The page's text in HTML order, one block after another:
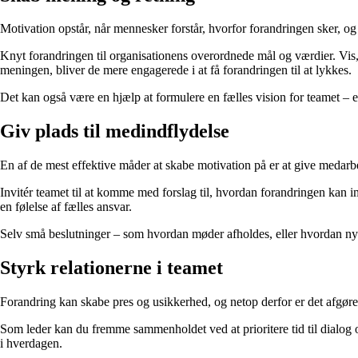
Motivation opstår, når mennesker forstår, hvorfor forandringen sker,
Knyt forandringen til organisationens overordnede mål og værdier.
meningen, bliver de mere engagerede i at få forandringen til at lykkes.
Det kan også være en hjælp at formulere en fælles vision for teamet –
Giv plads til medindflydelse
En af de mest effektive måder at skabe motivation på er at give
Invitér teamet til at komme med forslag til, hvordan forandringen kan
en følelse af fælles ansvar.
Selv små beslutninger – som hvordan møder afholdes, eller hvordan
Styrk relationerne i teamet
Forandring kan skabe pres og usikkerhed, og netop derfor er det
Som leder kan du fremme sammenholdet ved at prioritere tid til
i hverdagen.